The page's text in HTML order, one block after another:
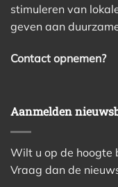
stimuleren van
geven aan
Contact opnemen?
Aanmelden
Wilt u op de hoogte
Vraag dan de